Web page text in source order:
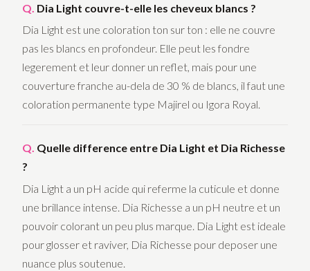
Dia Light couvre-t-elle les cheveux blancs ?
Dia Light est une coloration ton sur ton : elle ne couvre
pas les blancs en profondeur. Elle peut les fondre
legerement et leur donner un reflet, mais pour une
couverture franche au-dela de 30 % de blancs, il faut une
coloration permanente type Majirel ou Igora Royal.
Quelle difference entre Dia Light et Dia Richesse
?
Dia Light a un pH acide qui referme la cuticule et donne
une brillance intense. Dia Richesse a un pH neutre et un
pouvoir colorant un peu plus marque. Dia Light est ideale
pour glosser et raviver, Dia Richesse pour deposer une
nuance plus soutenue.